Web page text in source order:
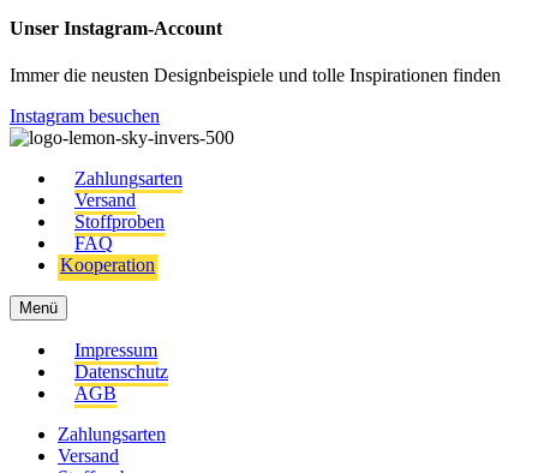
Unser Instagram-Account
Immer die neusten Designbeispiele und tolle Inspirationen finden
Instagram besuchen
Zahlungsarten
Versand
Stoffproben
FAQ
Kooperation
Menü
Impressum
Datenschutz
AGB
Zahlungsarten
Versand